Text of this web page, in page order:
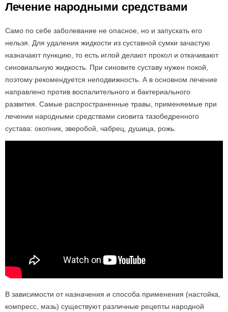
Лечение народными средствами
Само по себе заболевание не опасное, но и запускать его
нельзя. Для удаления жидкости из суставной сумки зачастую
назначают пункцию, то есть иглой делают прокол и откачивают
синовиальную жидкость. При синовите суставу нужен покой,
поэтому рекомендуется неподвижность. А в основном лечение
направлено против воспалительного и бактериального
развития. Самые распространенные травы, применяемые при
лечении народными средствами сиовита тазобедренного
сустава: окопник, зверобой, чабрец, душица, рожь.
В зависимости от назначения и способа применения (настойка,
компресс, мазь) существуют различные рецепты народной